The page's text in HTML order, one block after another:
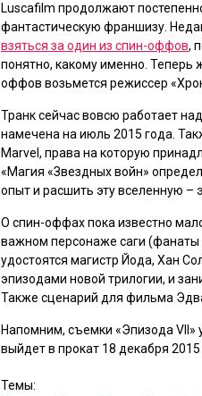
Luscafilm продолжают
фантастическую франшизу.
взяться за один из спин-оффов,
понятно, какому именно. Теперь
оффов возьмется режиссер
Транк сейчас вовсю работает
намечена на июль 2015 года.
Marvel, права на которую
«Магия «Звездных войн»
опыт и расшить эту вселенную –
О спин-оффах пока известно
важном персонаже саги
удостоятся магистр Йода, Хан
эпизодами новой трилогии, и
Также сценарий для фильма
Напомним, съемки «Эпизода VII»
выйдет в прокат 18 декабря 2015
Темы: